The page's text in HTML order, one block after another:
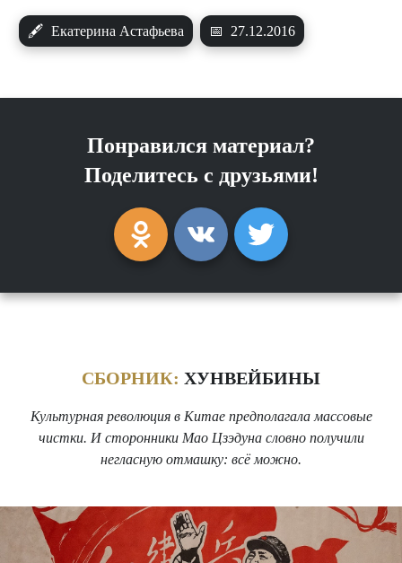
🖋 Екатерина Астафьева 📅 27.12.2016
Понравился материал?
Поделитесь с друзьями!
СБОРНИК: ХУНВЕЙБИНЫ
Культурная революция в Китае предполагала массовые
чистки. И сторонники Мао Цзэдуна словно получили
негласную отмашку: всё можно.